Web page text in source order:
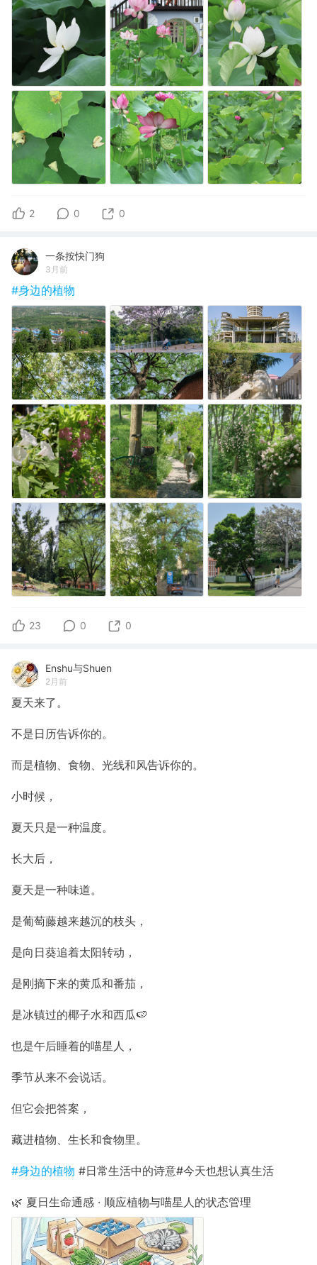
2 0 0
一条按快门狗
3月前
#身边的植物
23 0 0
Enshu与Shuen
2月前
夏天来了。
不是日历告诉你的。
而是植物、食物、光线和风告诉你的。
小时候，
夏天只是一种温度。
长大后，
夏天是一种味道。
是葡萄藤越来越沉的枝头，
是向日葵追着太阳转动，
是刚摘下来的黄瓜和番茄，
是冰镇过的椰子水和西瓜🍉
也是午后睡着的喵星人，
季节从来不会说话。
但它会把答案，
藏进植物、生长和食物里。
#身边的植物 #日常生活中的诗意#今天也想认真生活
🌿 夏日生命通感 · 顺应植物与喵星人的状态管理